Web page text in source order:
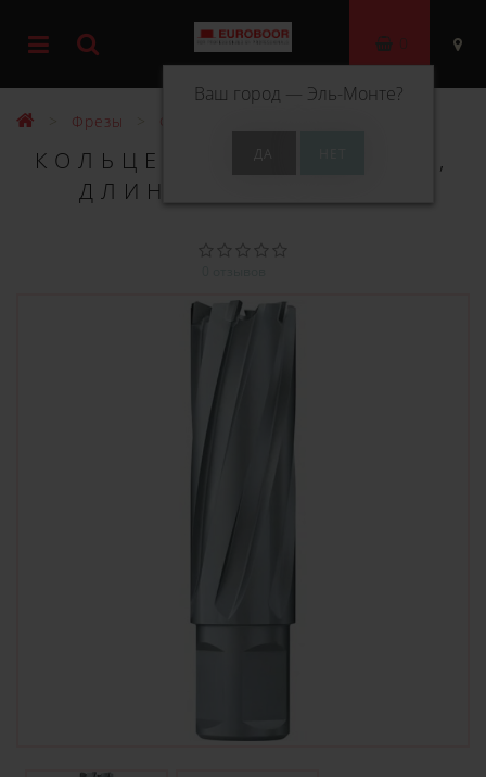
Ваш город — Эль-Монте?
0
Фрезы Фрезы ТСТ 55 мм
КОЛЬЦЕВОЕ СВЕРЛО TCT,
ДЛИНА 55 ММ, Ø 62